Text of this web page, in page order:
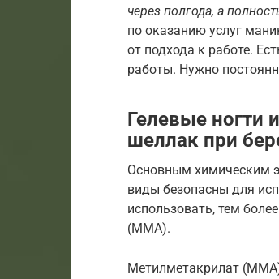
через полгода, а
по оказанию услуг
от подхода к работе.
работы. Нужно
Гелевые ногти
шеллак при
Основным химическим
виды безопасны для
использовать, тем
(ММА).
Метилметакрилат